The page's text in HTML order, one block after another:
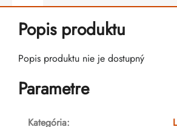
Popis produktu
Popis produktu nie je dostupný
Parametre
Kategória: